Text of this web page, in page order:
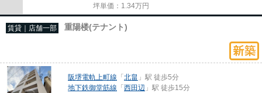
坪単価： 1.34万円
賃貸｜店舗一部 重陽楼(テナント)
阪堺電軌上町線 「北畠 」駅 徒歩5分
地下鉄御堂筋線 「西田辺 」駅 徒歩15分